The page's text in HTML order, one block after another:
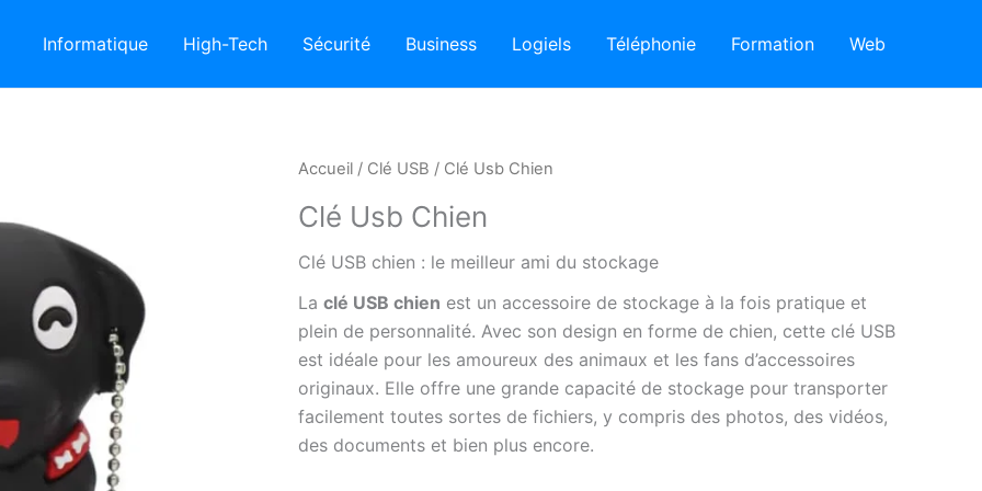
Informatique High-Tech Sécurité Business Logiels Téléphonie Formation Web
Accueil / Clé USB / Clé Usb Chien
Clé Usb Chien
Clé USB chien : le meilleur ami du stockage
La clé USB chien est un accessoire de stockage à la fois pratique et
plein de personnalité. Avec son design en forme de chien, cette clé USB
est idéale pour les amoureux des animaux et les fans d’accessoires
originaux. Elle offre une grande capacité de stockage pour transporter
facilement toutes sortes de fichiers, y compris des photos, des vidéos,
des documents et bien plus encore.